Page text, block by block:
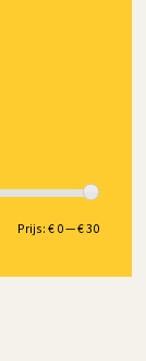
Min.
Max.
Prijs: € 0—€ 30